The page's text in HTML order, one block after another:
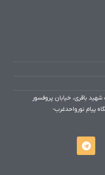
باقری، خیابان پروفسور
پیام نورواحدغرب-